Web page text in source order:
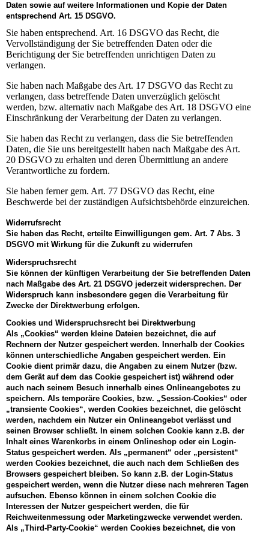
Daten sowie auf weitere Informationen und Kopie der Daten
entsprechend Art. 15 DSGVO.
Sie haben entsprechend. Art. 16 DSGVO das Recht, die
Vervollständigung der Sie betreffenden Daten oder die
Berichtigung der Sie betreffenden unrichtigen Daten zu
verlangen.
Sie haben nach Maßgabe des Art. 17 DSGVO das Recht zu
verlangen, dass betreffende Daten unverzüglich gelöscht
werden, bzw. alternativ nach Maßgabe des Art. 18 DSGVO eine
Einschränkung der Verarbeitung der Daten zu verlangen.
Sie haben das Recht zu verlangen, dass die Sie betreffenden
Daten, die Sie uns bereitgestellt haben nach Maßgabe des Art.
20 DSGVO zu erhalten und deren Übermittlung an andere
Verantwortliche zu fordern.
Sie haben ferner gem. Art. 77 DSGVO das Recht, eine
Beschwerde bei der zuständigen Aufsichtsbehörde einzureichen.
Widerrufsrecht
Sie haben das Recht, erteilte Einwilligungen gem. Art. 7 Abs. 3
DSGVO mit Wirkung für die Zukunft zu widerrufen
Widerspruchsrecht
Sie können der künftigen Verarbeitung der Sie betreffenden Daten
nach Maßgabe des Art. 21 DSGVO jederzeit widersprechen. Der
Widerspruch kann insbesondere gegen die Verarbeitung für
Zwecke der Direktwerbung erfolgen.
Cookies und Widerspruchsrecht bei Direktwerbung
Als „Cookies“ werden kleine Dateien bezeichnet, die auf
Rechnern der Nutzer gespeichert werden. Innerhalb der Cookies
können unterschiedliche Angaben gespeichert werden. Ein
Cookie dient primär dazu, die Angaben zu einem Nutzer (bzw.
dem Gerät auf dem das Cookie gespeichert ist) während oder
auch nach seinem Besuch innerhalb eines Onlineangebotes zu
speichern. Als temporäre Cookies, bzw. „Session-Cookies“ oder
„transiente Cookies“, werden Cookies bezeichnet, die gelöscht
werden, nachdem ein Nutzer ein Onlineangebot verlässt und
seinen Browser schließt. In einem solchen Cookie kann z.B. der
Inhalt eines Warenkorbs in einem Onlineshop oder ein Login-
Status gespeichert werden. Als „permanent“ oder „persistent“
werden Cookies bezeichnet, die auch nach dem Schließen des
Browsers gespeichert bleiben. So kann z.B. der Login-Status
gespeichert werden, wenn die Nutzer diese nach mehreren Tagen
aufsuchen. Ebenso können in einem solchen Cookie die
Interessen der Nutzer gespeichert werden, die für
Reichweitenmessung oder Marketingzwecke verwendet werden.
Als „Third-Party-Cookie“ werden Cookies bezeichnet, die von